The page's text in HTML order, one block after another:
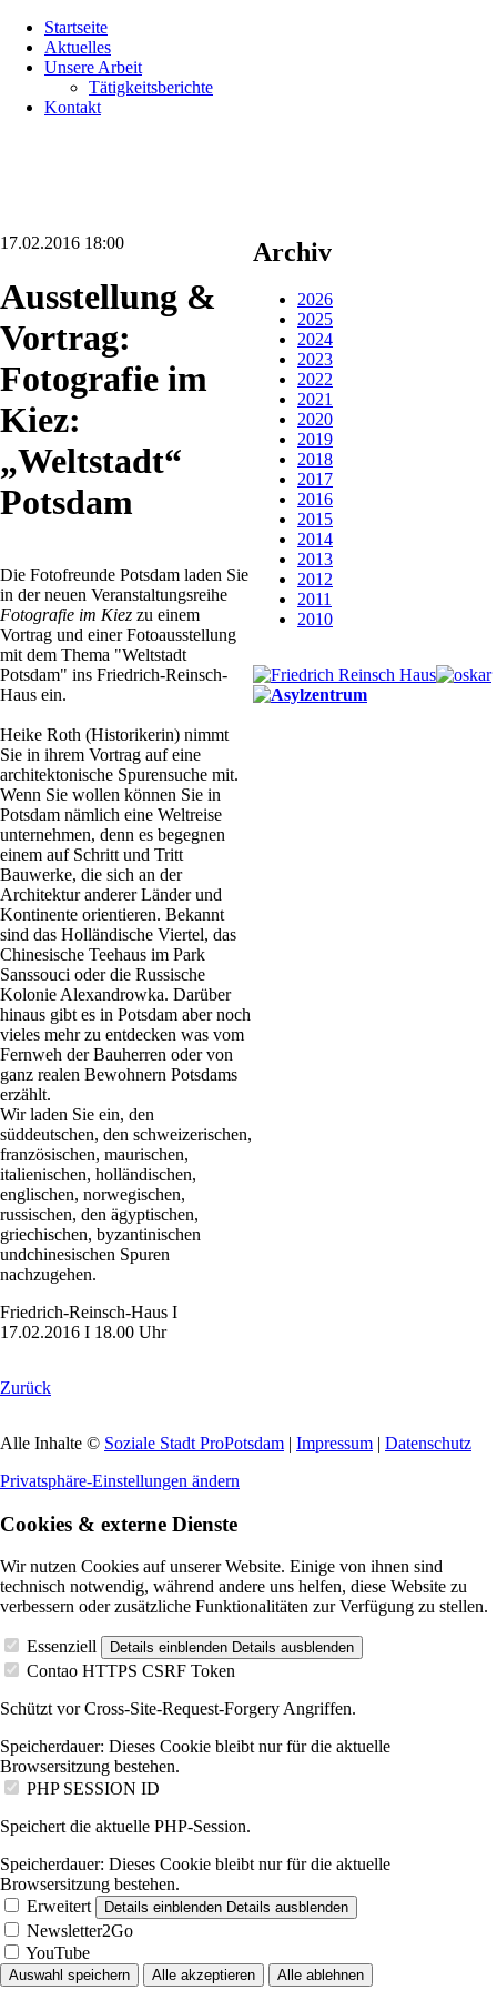
überspringen
Startseite
Aktuelles
Unsere Arbeit
Tätigkeitsberichte
Kontakt
17.02.2016 18:00
Ausstellung &
Vortrag:
Fotografie im
Kiez:
„Weltstadt“
Potsdam
Die Fotofreunde Potsdam laden Sie
in der neuen Veranstaltungsreihe
Fotografie im Kiez zu einem
Vortrag und einer Fotoausstellung
mit dem Thema "Weltstadt
Potsdam" ins Friedrich-Reinsch-
Haus ein.
Heike Roth (Historikerin) nimmt
Sie in ihrem Vortrag auf eine
architektonische Spurensuche mit.
Wenn Sie wollen können Sie in
Potsdam nämlich eine Weltreise
unternehmen, denn es begegnen
einem auf Schritt und Tritt
Bauwerke, die sich an der
Architektur anderer Länder und
Kontinente orientieren. Bekannt
sind das Holländische Viertel, das
Chinesische Teehaus im Park
Sanssouci oder die Russische
Kolonie Alexandrowka. Darüber
hinaus gibt es in Potsdam aber noch
vieles mehr zu entdecken was vom
Fernweh der Bauherren oder von
ganz realen Bewohnern Potsdams
erzählt.
Wir laden Sie ein, den
süddeutschen, den schweizerischen,
französischen, maurischen,
italienischen, holländischen,
englischen, norwegischen,
russischen, den ägyptischen,
griechischen, byzantinischen
undchinesischen Spuren
nachzugehen.
Friedrich-Reinsch-Haus I
17.02.2016 I 18.00 Uhr
Zurück
Archiv
2026
2025
2024
2023
2022
2021
2020
2019
2018
2017
2016
2015
2014
2013
2012
2011
2010
Alle Inhalte © Soziale Stadt ProPotsdam | Impressum | Datenschutz
Privatsphäre-Einstellungen ändern
Cookies & externe Dienste
Wir nutzen Cookies auf unserer Website. Einige von ihnen sind
technisch notwendig, während andere uns helfen, diese Website zu
verbessern oder zusätzliche Funktionalitäten zur Verfügung zu stellen.
Essenziell Details einblenden Details ausblenden
Contao HTTPS CSRF Token
Schützt vor Cross-Site-Request-Forgery Angriffen.
Speicherdauer: Dieses Cookie bleibt nur für die aktuelle
Browsersitzung bestehen.
PHP SESSION ID
Speichert die aktuelle PHP-Session.
Speicherdauer: Dieses Cookie bleibt nur für die aktuelle
Browsersitzung bestehen.
Erweitert
Details einblenden Details ausblenden
Newsletter2Go
YouTube
Auswahl speichern Alle akzeptieren Alle ablehnen